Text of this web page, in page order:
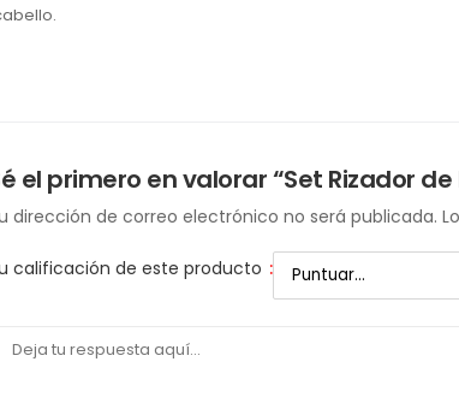
el primero en valorar “Set Rizador
dirección de correo electrónico no será publicada.
calificación de este producto :